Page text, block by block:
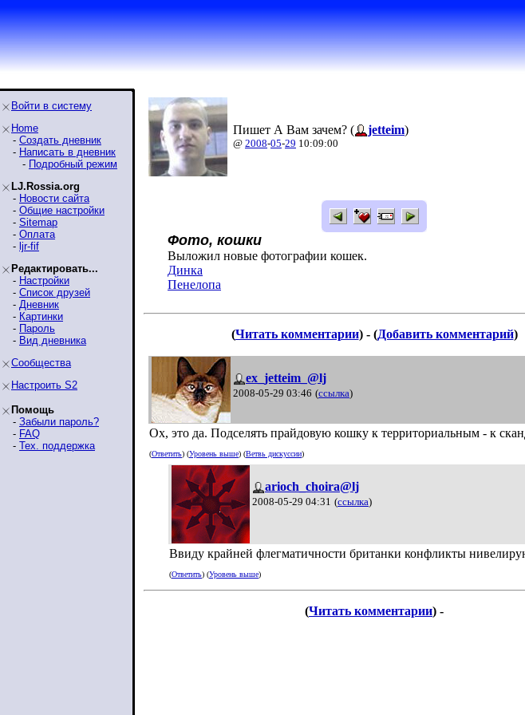
Войти в систему
Home
- Создать дневник
- Написать в дневник
- Подробный режим
LJ.Rossia.org
- Новости сайта
- Общие настройки
- Sitemap
- Оплата
- ljr-fif
Редактировать...
- Настройки
- Список друзей
- Дневник
- Картинки
- Пароль
- Вид дневника
Сообщества
Настроить S2
Помощь
- Забыли пароль?
- FAQ
- Тех. поддержка
Пишет А Вам зачем? ( jetteim)
@ 2008-05-29 10:09:00
Фото, кошки
Выложил новые фотографии кошек.
Динка
Пенелопа
(Читать комментарии) - (Добавить комментарий)
ex_jetteim_@lj
2008-05-29 03:46 (ссылка)
Ох, это да. Подселять прайдовую кошку к территориальным - к
(Ответить) (Уровень выше) (Ветвь дискуссии)
arioch_choira@lj
2008-05-29 04:31 (ссылка)
Ввиду крайней флегматичности британки конфликты
(Ответить) (Уровень выше)
(Читать комментарии) -